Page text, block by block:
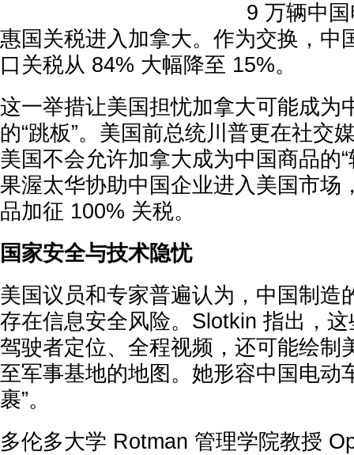
9 万辆中
惠国关税进入加拿大。作为交换，中
口关税从 84% 大幅降至 15%。
这一举措让美国担忧加拿大可能成为
的“跳板”。美国前总统川普更在社交
美国不会允许加拿大成为中国商品的
果渥太华协助中国企业进入美国市场
品加征 100% 关税。
国家安全与技术隐忧
美国议员和专家普遍认为，中国制造
存在信息安全风险。Slotkin 指出，
驾驶者定位、全程视频，还可能绘制
至军事基地的地图。她形容中国电动
裹”。
多伦多大学 Rotman 管理学院教授